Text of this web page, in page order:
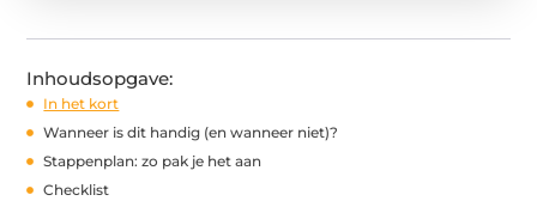
Inhoudsopgave:
In het kort
Wanneer is dit handig (en wanneer niet)?
Stappenplan: zo pak je het aan
Checklist